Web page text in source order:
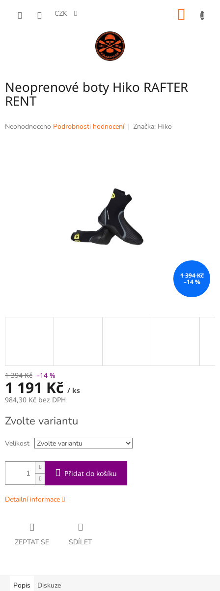
CZK
Neoprenové boty Hiko RAFTER
RENT
Průměrné
Neohodnoceno Podrobnosti hodnocení Značka: Hiko
1 394 Kč
–14 %
1 394 Kč –14 %
1 191 Kč / ks
984,30 Kč bez DPH
cena:
Zvolte variantu
Velikost
Přidat do košíku
Detailní informace
ZEPTAT SE SDÍLET
Popis Diskuze